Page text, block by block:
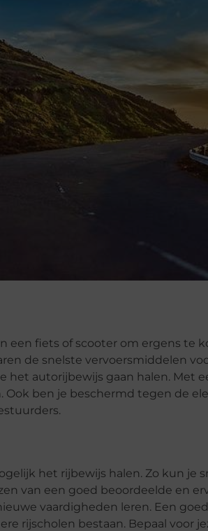
een fiets of scooter om ergens te
de snelste vervoersmiddelen
het autorijbewijs gaan halen. Met
Ook ben je beschermd tegen de
het rijbewijs halen. Zo kun je
van een goed beoordeelde en
vaardigheden leren. Een
rijscholen bestaan. Bepaal voor